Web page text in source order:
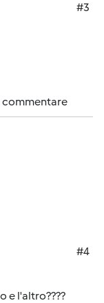
#3
#4
e l'altro????